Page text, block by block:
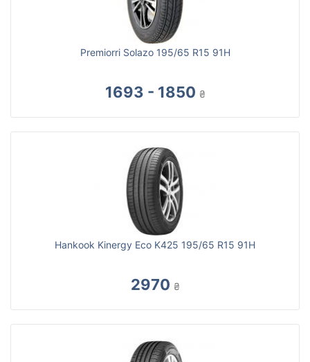
Premiorri Solazo 195/65 R15 91H
1693 - 1850 ₴
Hankook Kinergy Eco K425 195/65 R15 91H
2970 ₴